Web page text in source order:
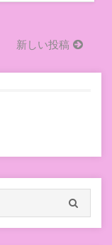
新しい投稿